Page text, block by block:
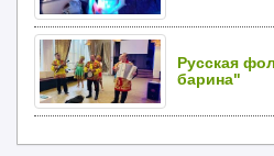
Русская
барина"